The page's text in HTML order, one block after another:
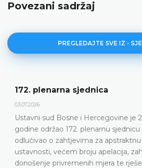
Povezani sadržaj
PREGLEDAJTE SVE IZ -
172. plenarna sjednica
03.07.2026.
Ustavni sud Bosne i Hercegovine je
godine održao 172. plenarnu sjednicu
odlučivao o zahtjevima za
ustavnosti, većem broju apelacija,
donošenje privremenih mjera te